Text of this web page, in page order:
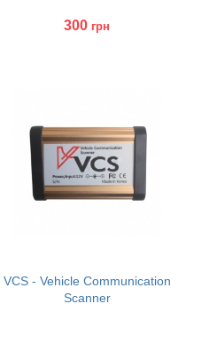
300 грн
VCS - Vehicle Communication
Scanner